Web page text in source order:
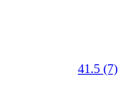
41.5 (7)